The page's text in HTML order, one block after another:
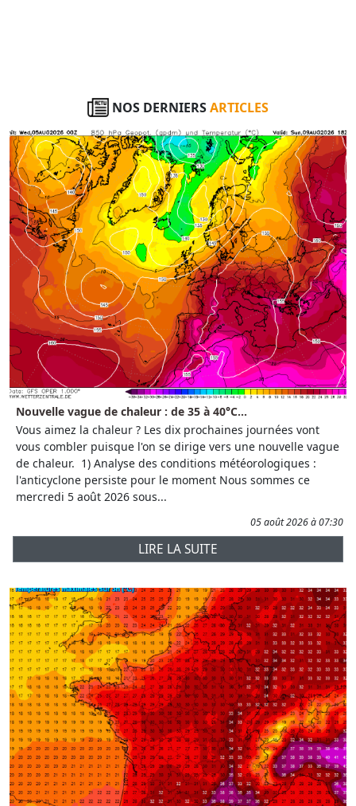
NOS DERNIERSARTICLES
Nouvelle vague de chaleur : de 35 à 40°C...
Vous aimez la chaleur ? Les dix prochaines journées vont
vous combler puisque l'on se dirige vers une nouvelle vague
de chaleur. 1) Analyse des conditions météorologiques :
l'anticyclone persiste pour le moment Nous sommes ce
mercredi 5 août 2026 sous...
05 août 2026 à 07:30
LIRE LA SUITE